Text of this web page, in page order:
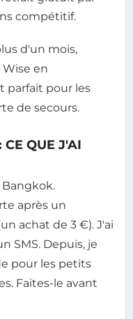
compétitif.
d'un mois,
en
parfait pour les
de secours.
CE QUE J'AI
Bangkok.
après un
achat de 3 €). J'ai
SMS. Depuis, je
pour les petits
Faites-le avant